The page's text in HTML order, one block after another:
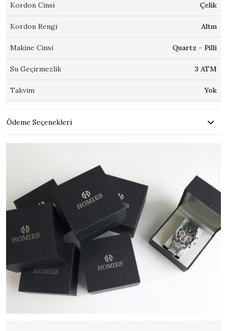
Kordon Cinsi Çelik
Kordon Rengi Altın
Makine Cinsi Quartz - Pilli
Su Geçirmezlik 3 ATM
Takvim Yok
Ödeme Seçenekleri